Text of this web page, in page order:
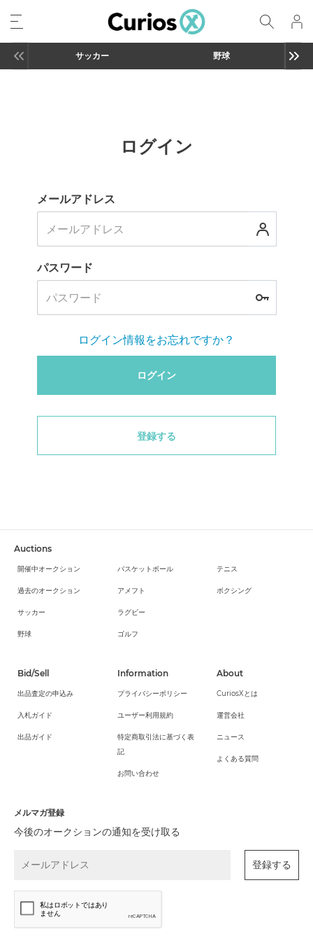
サッカー 野球
ログイン
メールアドレス
パスワード
ログイン情報をお忘れですか？
ログイン
登録する
Auctions
開催中オークション
過去のオークション
サッカー
野球
バスケットボール
アメフト
ラグビー
ゴルフ
テニス
ボクシング
Bid/Sell
出品査定の申込み
入札ガイド
出品ガイド
Information
プライバシーポリシー
ユーザー利用規約
特定商取引法に基づく表
記
お問い合わせ
About
CuriosXとは
運営会社
ニュース
よくある質問
メルマガ登録
今後のオークションの通知を受け取る
登録する